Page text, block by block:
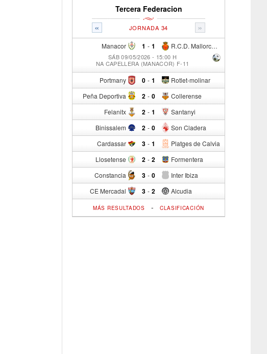
Tercera Federacion
« »
JORNADA 34
Manacor 1 - R.C.D. Mallorca Sad "B"
1
SÁB 09/05/2026 - 15:00 H
NA CAPELLERA (MANACOR) F-11
Portmany 0 - Rotlet-molinar
1
Peña Deportiva 2 - Collerense
0
Felanitx 2 - Santanyi
1
Binissalem 2 - Son Cladera
0
Cardassar 3 - Platges de Calvia
1
Llosetense 2 - Formentera
2
Constancia 3 - Inter Ibiza
0
CE Mercadal 3 - Alcudia
2
MÁS RESULTADOS - CLASIFICACIÓN